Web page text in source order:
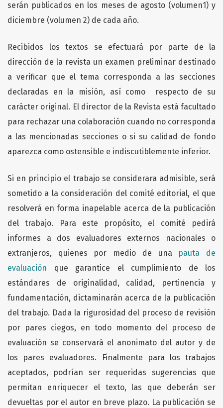
serán publicados en los meses de agosto (volumen1) y
diciembre (volumen 2) de cada año.
Recibidos los textos se efectuará por parte de la
dirección de la revista un examen preliminar destinado
a verificar que el tema corresponda a las secciones
declaradas en la misión, así como respecto de su
carácter original. El director de la Revista está facultado
para rechazar una colaboración cuando no corresponda
a las mencionadas secciones o si su calidad de fondo
aparezca como ostensible e indiscutiblemente inferior.
Si en principio el trabajo se considerara admisible, será
sometido a la consideración del comité editorial, el que
resolverá en forma inapelable acerca de la publicación
del trabajo. Para este propósito, el comité pedirá
informes a dos evaluadores externos nacionales o
extranjeros, quienes por medio de una pauta de
evaluación que garantice el cumplimiento de los
estándares de originalidad, calidad, pertinencia y
fundamentación, dictaminarán acerca de la publicación
del trabajo. Dada la rigurosidad del proceso de revisión
por pares ciegos, en todo momento del proceso de
evaluación se conservará el anonimato del autor y de
los pares evaluadores. Finalmente para los trabajos
aceptados, podrían ser requeridas sugerencias que
permitan enriquecer el texto, las que deberán ser
devueltas por el autor en breve plazo. La publicación se